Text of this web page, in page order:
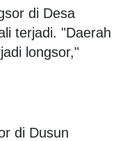
di Desa
terjadi. "Daerah
longsor,"
di Dusun